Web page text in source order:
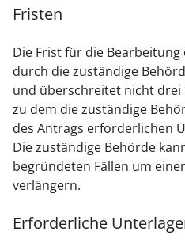
Fristen
Die Frist für die
durch die zuständige
und überschreitet nicht drei
zu dem die zuständige
des Antrags erforderlichen
Die zuständige Behörde
begründeten Fällen um
verlängern.
Erforderliche